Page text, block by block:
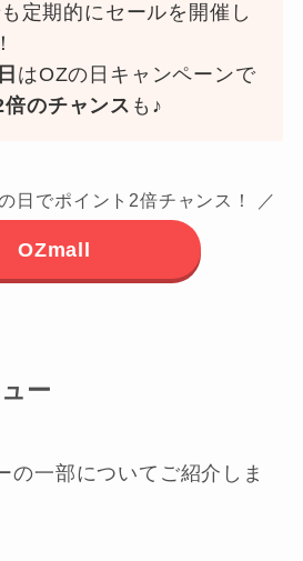
定期的にセールを開催し
はOZの日キャンペーンで
のチャンス も♪
日でポイント2倍チャンス！ ／
OZmall
ー
の一部についてご紹介しま